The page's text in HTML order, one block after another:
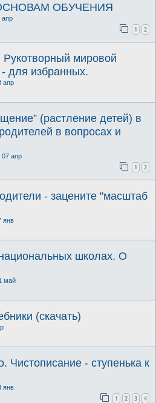
ОБУЧЕНИЯ
апр
1 2
Рукотворный мировой
для избранных.
апр
(растление детей) в
в вопросах и
07 апр
1 2
- зацените "масштаб
янв
школах. О
май
(скачать)
Чистописание - ступенька к
янв
1 2 3 4